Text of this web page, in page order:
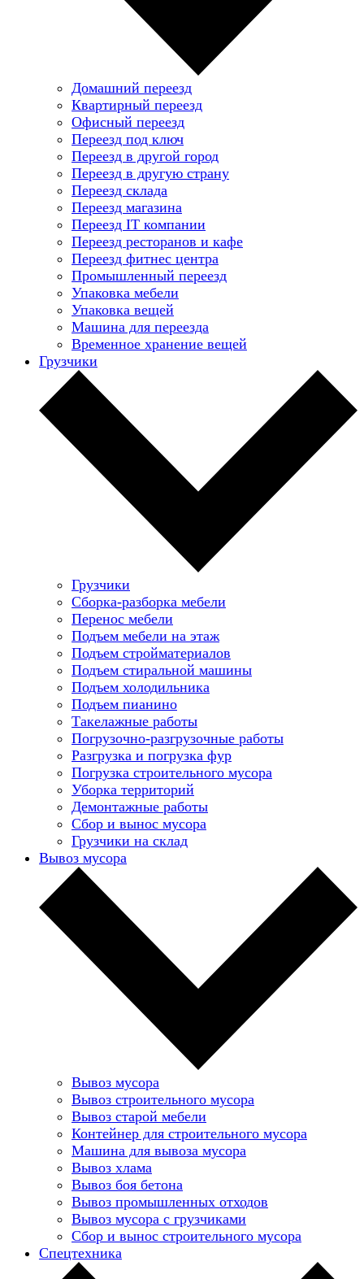
Домашний переезд
Квартирный переезд
Офисный переезд
Переезд под ключ
Переезд в другой город
Переезд в другую страну
Переезд склада
Переезд магазина
Переезд IT компании
Переезд ресторанов и кафе
Переезд фитнес центра
Промышленный переезд
Упаковка мебели
Упаковка вещей
Машина для переезда
Временное хранение вещей
Грузчики
Грузчики
Сборка-разборка мебели
Перенос мебели
Подъем мебели на этаж
Подъем стройматериалов
Подъем стиральной машины
Подъем холодильника
Подъем пианино
Такелажные работы
Погрузочно-разгрузочные работы
Разгрузка и погрузка фур
Погрузка строительного мусора
Уборка территорий
Демонтажные работы
Сбор и вынос мусора
Грузчики на склад
Вывоз мусора
Вывоз мусора
Вывоз строительного мусора
Вывоз старой мебели
Контейнер для строительного мусора
Машина для вывоза мусора
Вывоз хлама
Вывоз боя бетона
Вывоз промышленных отходов
Вывоз мусора с грузчиками
Сбор и вынос строительного мусора
Спецтехника